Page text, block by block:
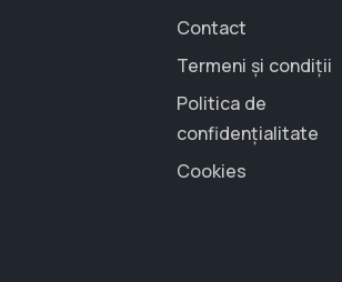
Contact
Termeni și condiții
Politica de
confidențialitate
Cookies